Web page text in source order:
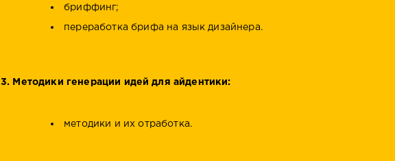
бриффинг;
переработка брифа на язык дизайнера.
3. Методики генерации идей для айдентики:
методики и их отработка.